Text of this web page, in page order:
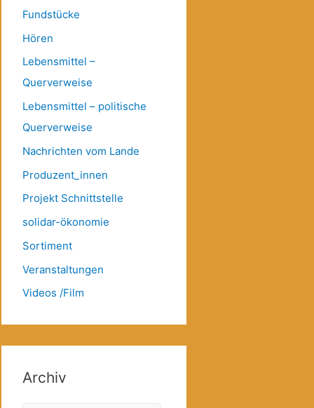
Fundstücke
Hören
Lebensmittel –
Querverweise
Lebensmittel – politische
Querverweise
Nachrichten vom Lande
Produzent_innen
Projekt Schnittstelle
solidar-ökonomie
Sortiment
Veranstaltungen
Videos /Film
Archiv